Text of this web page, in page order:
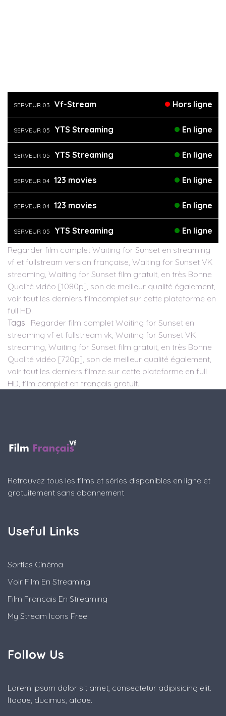
SERVEUR 03 Vf-Stream Hors ligne
SERVEUR 05 YTS Streaming En ligne
SERVEUR 05 YTS Streaming En ligne
SERVEUR 04 123 movies En ligne
SERVEUR 04 123 movies En ligne
SERVEUR 05 YTS Streaming
En ligne
Regarder film complet Waiting for Sunset en streaming
vf et fullstream version française, Waiting for Sunset VK
streaming, Waiting for Sunset film gratuit, en très Bonne
Qualité vidéo [1080p], son de meilleur qualité également,
voir tout les derniers filmcomplet sur cette plateforme en
full HD.
Tags : Regarder film complet Waiting for Sunset en
streaming vf et fullstream vk, Waiting for Sunset VK
streaming, Waiting for Sunset film gratuit, en très Bonne
Qualité vidéo [720p], son de meilleur qualité également,
voir tout les derniers filmze sur cette plateforme en full
HD, film complet en français gratuit.
Retrouvez tous les films et séries disponibles en ligne et
gratuitement sans abonnement
Useful Links
Sorties Cinéma
Voir Film En Streaming
Film Francais En Streaming
My Stream Icons Free
Follow Us
Lorem ipsum dolor sit amet, consectetur adipisicing elit.
Itaque, ducimus, atque.